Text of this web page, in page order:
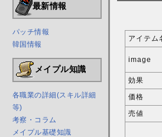
最新情報
パッチ情報
韓国情報
メイプル知識
各職業の詳細(スキル詳細
等)
考察・コラム
メイプル基礎知識
アイテム
image
効果
価格
売値